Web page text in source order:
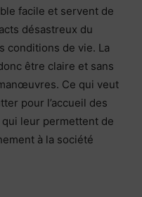
facile et servent de
désastreux du
conditions de vie. La
être claire et sans
Ce qui veut
pour l’accueil des
leur permettent de
à la société